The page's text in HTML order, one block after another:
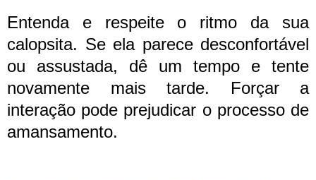
Entenda e respeite o ritmo da sua
calopsita. Se ela parece desconfortável
ou assustada, dê um tempo e tente
novamente mais tarde. Forçar a
interação pode prejudicar o processo de
amansamento.